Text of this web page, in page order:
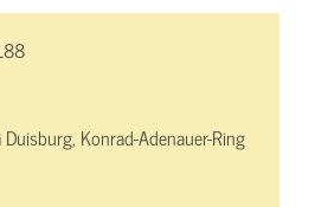
Konrad-Adenauer-Ring